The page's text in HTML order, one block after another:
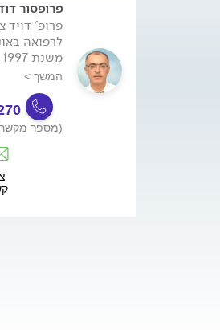
פרופסור
פרופ' דויד
לרפואה
משנת 1997 בוגר...
המשך >
(מספר